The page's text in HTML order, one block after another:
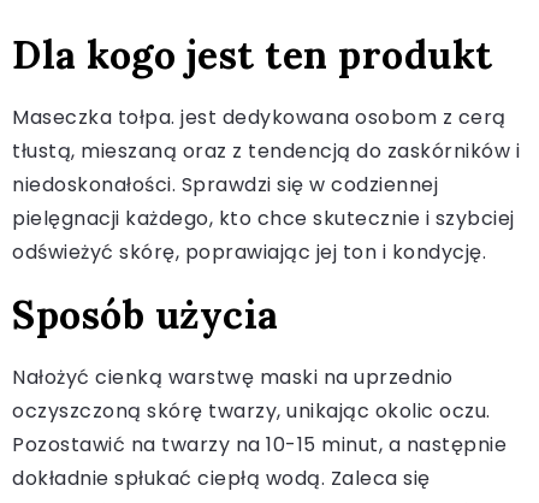
Dla kogo jest ten produkt
Maseczka tołpa. jest dedykowana osobom z cerą
tłustą, mieszaną oraz z tendencją do zaskórników i
niedoskonałości. Sprawdzi się w codziennej
pielęgnacji każdego, kto chce skutecznie i szybciej
odświeżyć skórę, poprawiając jej ton i kondycję.
Sposób użycia
Nałożyć cienką warstwę maski na uprzednio
oczyszczoną skórę twarzy, unikając okolic oczu.
Pozostawić na twarzy na 10-15 minut, a następnie
dokładnie spłukać ciepłą wodą. Zaleca się